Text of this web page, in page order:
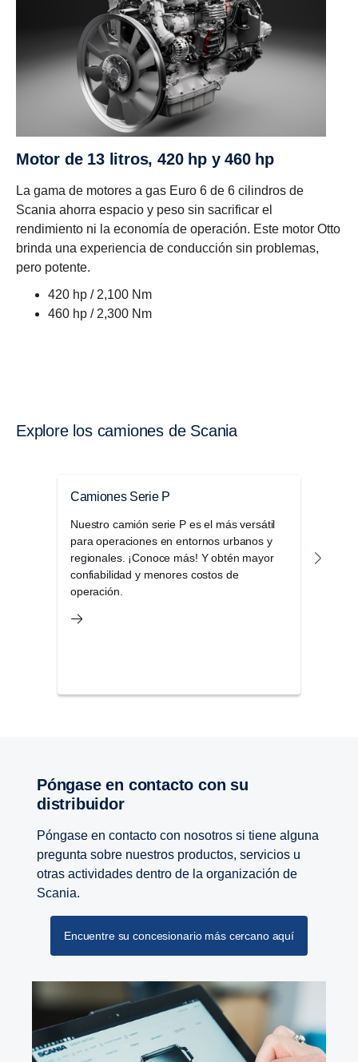
Motor de 13 litros, 420 hp y 460 hp
La gama de motores a gas Euro 6 de 6 cilindros de
Scania ahorra espacio y peso sin sacrificar el
rendimiento ni la economía de operación. Este motor Otto
brinda una experiencia de conducción sin problemas,
pero potente.
420 hp / 2,100 Nm
460 hp / 2,300 Nm
Explore los camiones de Scania
Camiones Serie P
Nuestro camión serie P es el más versátil
para operaciones en entornos urbanos y
regionales. ¡Conoce más! Y obtén mayor
confiabilidad y menores costos de
operación.
Póngase en contacto con su
distribuidor
Póngase en contacto con nosotros si tiene alguna
pregunta sobre nuestros productos, servicios u
otras actividades dentro de la organización de
Scania.
Encuentre su concesionario más cercano aquí